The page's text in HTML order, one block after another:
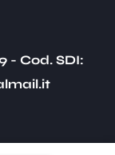
- Cod. SDI: